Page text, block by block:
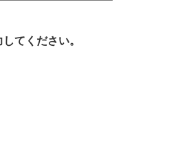
てください。